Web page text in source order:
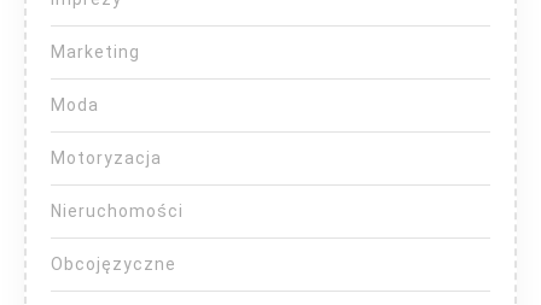
Marketing
Moda
Motoryzacja
Nieruchomości
Obcojęzyczne